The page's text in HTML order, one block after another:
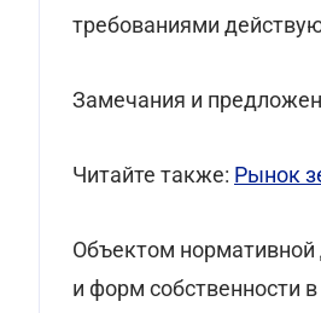
требованиями
Замечания и
Читайте также: Рынок
Объектом нормативной
и форм собственности